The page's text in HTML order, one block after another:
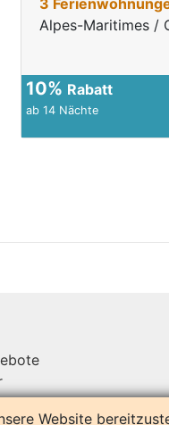
3
Alpes-Maritimes /
10% Rabatt
ab 14 Nächte
Website